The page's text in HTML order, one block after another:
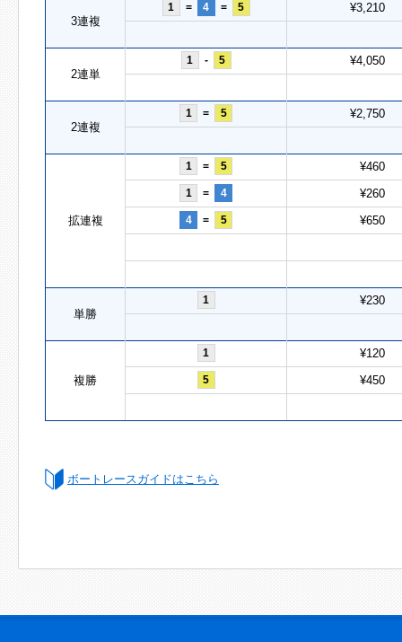
3連複
1 = 4 = 5 ¥3,210
2連単
1 - 5 ¥4,050
2連複
1 = 5 ¥2,750
拡連複
1 = 5 ¥460
1 = 4 ¥260
4 = 5 ¥650
単勝
1 ¥230
複勝
1 ¥120
5 ¥450
ボートレースガイドはこちら